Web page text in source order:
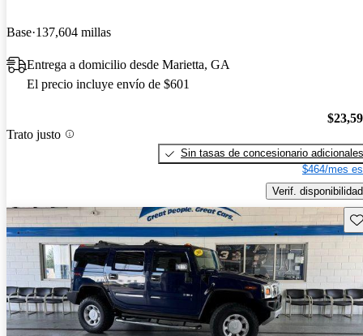
Base 137,604 millas
Entrega a domicilio desde Marietta, GA
El precio incluye envío de $601
Trato justo
Sin tasas de concesionario adicionales
$464/mes
Verif. disponibilidad